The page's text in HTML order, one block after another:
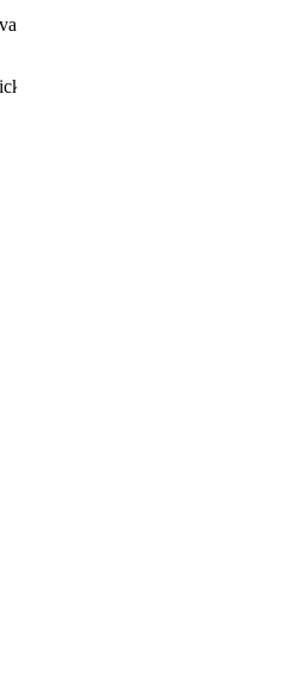
vozíku udělat
handbike, který z obyčejného